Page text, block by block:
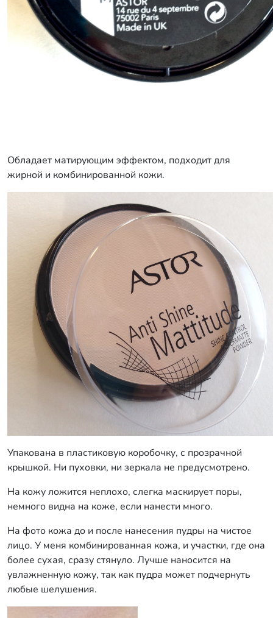
Обладает матирующим эффектом, подходит для
жирной и комбинированной кожи.
Упакована в пластиковую коробочку, с прозрачной
крышкой. Ни пуховки, ни зеркала не предусмотрено.
На кожу ложится неплохо, слегка маскирует поры,
немного видна на коже, если нанести много.
На фото кожа до и после нанесения пудры на чистое
лицо. У меня комбинированная кожа, и участки, где она
более сухая, сразу стянуло. Лучше наносится на
увлажненную кожу, так как пудра может подчернуть
любые шелушения.